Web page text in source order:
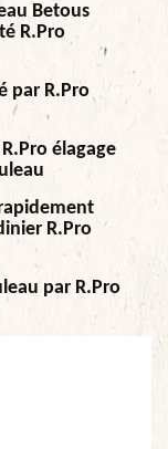
Betous
R.Pro
par R.Pro
élagage
R.Pro
par R.Pro